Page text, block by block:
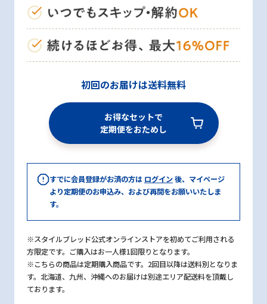
初回のお届けは送料無料
お得なセットで
定期便をおためし
すでに会員登録がお済の方は ログイン後、マイページ
より定期便のお申込み、および再開をお願いいたしま
す。
※スタイルブレッド公式オンラインストアを初めてご利用される
方限定です。ご購入はお一人様1回限りとなります。
※こちらの商品は定期購入商品です。2回目以降は送料別となりま
す。北海道、九州、沖縄へのお届けは別途エリア配送料を頂戴し
ております。